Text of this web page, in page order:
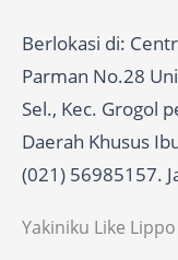
Berlokasi di:
Parman No.28
Sel., Kec. Grogol
Daerah Khusus
(021) 56985157.
Yakiniku Like